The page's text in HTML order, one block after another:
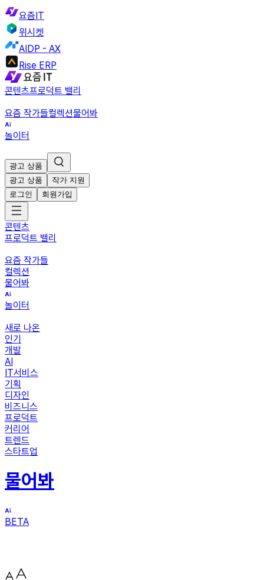
요즘IT
위시켓
AIDP - AX
Rise ERP
콘텐츠프로덕트 밸리
요즘 작가들컬렉션물어봐
놀이터
광고 상품
광고 상품
작가 지원
로그인
회원가입
콘텐츠
프로덕트 밸리
요즘 작가들
컬렉션
물어봐
놀이터
새로 나온
인기
개발
AI
IT서비스
기획
디자인
비즈니스
프로덕트
커리어
트렌드
스타트업
물어봐
BETA